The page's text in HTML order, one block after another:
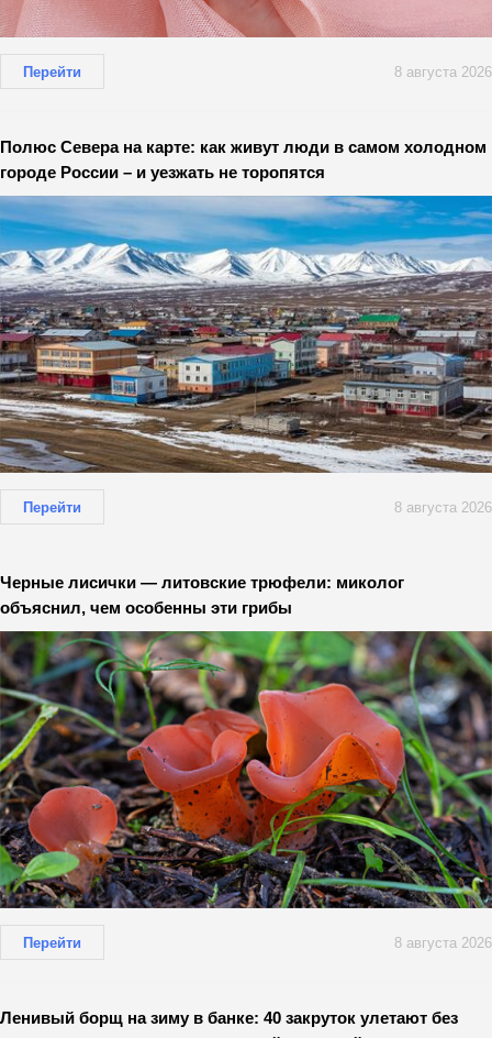
Перейти 8 августа 2026
Полюс Севера на карте: как живут люди в самом холодном
городе России – и уезжать не торопятся
Перейти 8 августа 2026
Черные лисички — литовские трюфели: миколог
объяснил, чем особенны эти грибы
Перейти 8 августа 2026
Ленивый борщ на зиму в банке: 40 закруток улетают без